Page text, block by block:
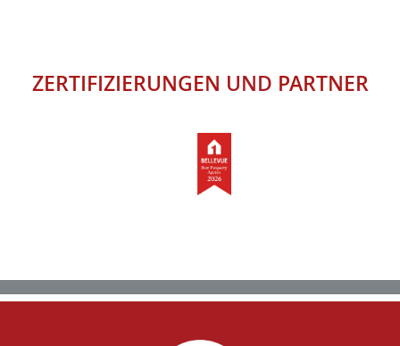
ZERTIFIZIERUNGEN UND PARTNER